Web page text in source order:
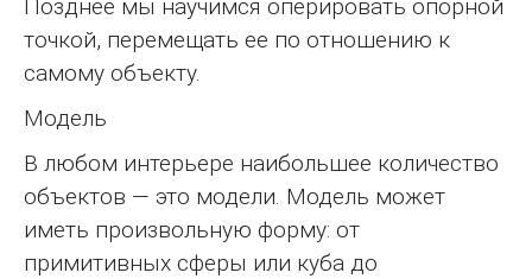
Позднее мы научимся оперировать опорной
точкой, перемещать ее по отношению к
самому объекту.
Модель
В любом интерьере наибольшее количество
объектов — это модели. Модель может
иметь произвольную форму: от
примитивных сферы или куба до